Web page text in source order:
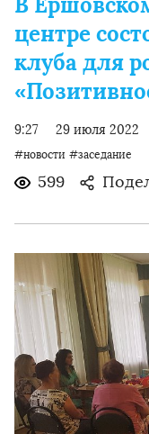
центре
клуба для
9:27 29 июля 2022
#новости #заседание
599